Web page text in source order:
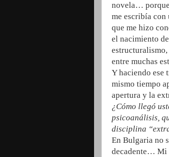
novela…
me escribía con
que me hizo
el nacimiento
entre muchas
Y haciendo ese
mismo tiempo
apertura y la
¿Cómo llegó
psicoanálisis,
disciplina
En Bulgaria no
decadente… Mi